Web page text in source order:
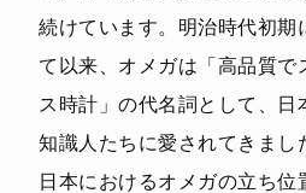
続けています。明治時代初期
て以来、オメガは「高品質で
ス時計」の代名詞として、日
知識人たちに愛されてきまし
日本におけるオメガの立ち位